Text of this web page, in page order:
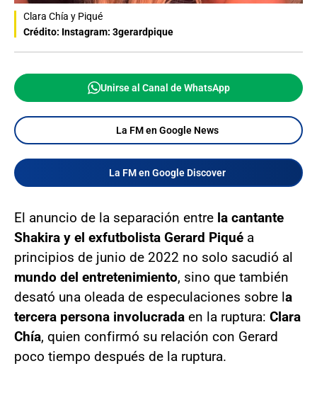
Clara Chía y Piqué
Crédito: Instagram: 3gerardpique
Unirse al Canal de WhatsApp
La FM en Google News
La FM en Google Discover
El anuncio de la separación entre la cantante
Shakira y el exfutbolista Gerard Piqué a
principios de junio de 2022 no solo sacudió al
mundo del entretenimiento, sino que también
desató una oleada de especulaciones sobre la
tercera persona involucrada en la ruptura: Clara
Chía, quien confirmó su relación con Gerard
poco tiempo después de la ruptura.